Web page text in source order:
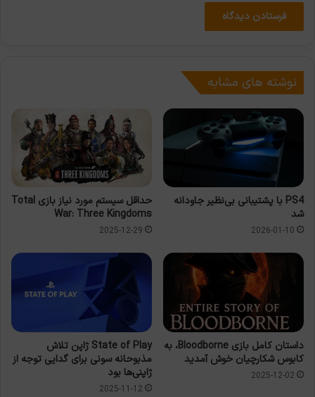
نوشته های مشابه
PS4 با پشتیبانی بی‌نظیر جاودانه
شد
2026-01-10
حداقل سیستم مورد نیاز بازی Total
War: Three Kingdoms
2025-12-29
داستان کامل بازی Bloodborne، به
کابوس شکارچیان خوش آمدید
2025-12-02
State of Play ژاپن تلاش
مذبوحانه سونی برای گدایی توجه از
ژاپنی‌ها بود
2025-11-12